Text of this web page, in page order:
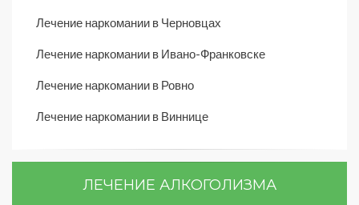
Лечение наркомании в Черновцах
Лечение наркомании в Ивано-Франковске
Лечение наркомании в Ровно
Лечение наркомании в Виннице
ЛЕЧЕНИЕ АЛКОГОЛИЗМА